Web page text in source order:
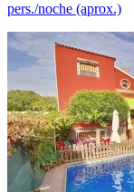
pers./noche (aprox.)